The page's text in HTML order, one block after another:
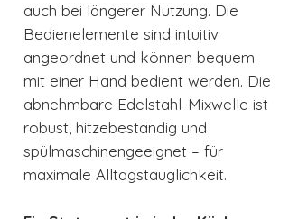
auch bei längerer Nutzung. Die
Bedienelemente sind intuitiv
angeordnet und können bequem
mit einer Hand bedient werden. Die
abnehmbare Edelstahl-Mixwelle ist
robust, hitzebeständig und
spülmaschinengeeignet – für
maximale Alltagstauglichkeit.